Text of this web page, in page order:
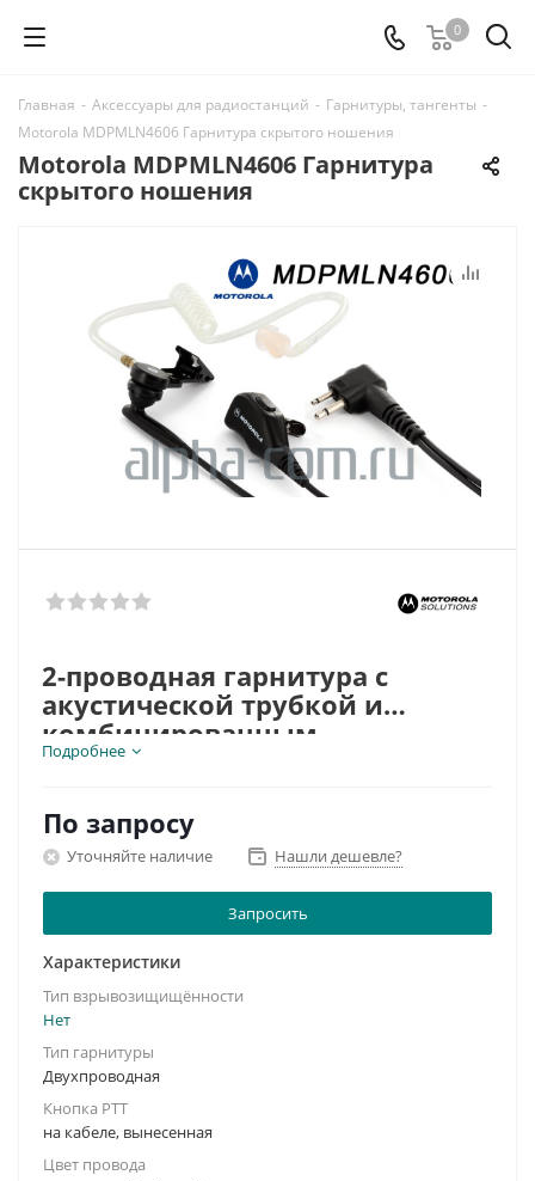
0
Главная - Аксессуары для радиостанций - Гарнитуры, тангенты -
Motorola MDPMLN4606 Гарнитура скрытого ношения
Motorola MDPMLN4606 Гарнитура
скрытого ношения
2-проводная гарнитура с
акустической трубкой и
комбинированным
микрофоном-кнопкой PTT для
Тип гарнитуры:
Возможность тех. обслуживания/модификации:
Подробнее
По запросу
Уточняйте наличие Нашли дешевле?
Запросить
Характеристики
Тип взрывозищищённости
Нет
Тип гарнитуры
Двухпроводная
Кнопка PTT
на кабеле, вынесенная
Цвет провода